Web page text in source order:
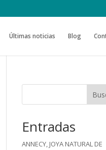
Últimas noticias Blog
Entradas
ANNECY, JOYA NATURAL DE